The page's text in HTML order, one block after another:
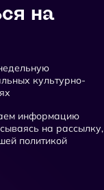
на
культурно-
информацию
на рассылку,
политикой